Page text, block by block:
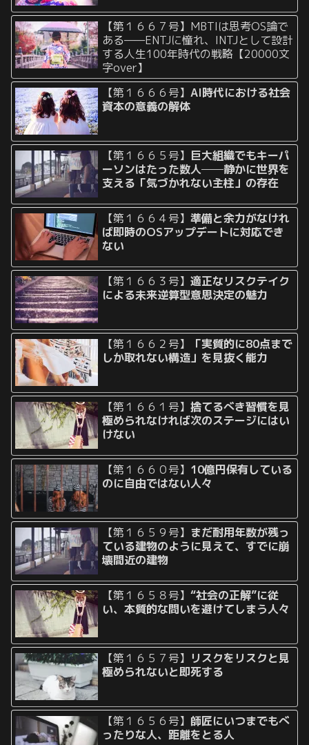
【第１６６７号】MBTIは思考OS論で
ある——ENTJに憧れ、INTJとして設計
する人生100年時代の戦略【20000文
字over】
【第１６６６号】AI時代における社会
資本の意義の解体
【第１６６５号】 巨大組織でもキーパ
ーソンはたった数人──静かに世界を
支える「気づかれない主柱」の存在
【第１６６４号】準備と余力がなけれ
ば即時のOSアップデートに対応でき
ない
【第１６６３号】適正なリスクテイク
による未来逆算型意思決定の魅力
【第１６６２号】
「実質的に80点まで
しか取れない構造」を見抜く能力
【第１６６１号】捨てるべき習慣を見
極められなければ次のステージにはい
けない
【第１６６０号】 10億円保有している
のに自由ではない人々
【第１６５９号】 まだ耐用年数が残っ
ている建物のように見えて、すでに崩
壊間近の建物
【第１６５８号】“社会の正解”に従
い、本質的な問いを避けてしまう人々
【第１６５７号】 リスクをリスクと見
極められないと即死する
【第１６５６号】 師匠にいつまでもべ
ったりな人、距離をとる人